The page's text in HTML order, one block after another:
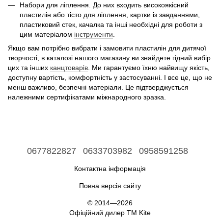
Набори для ліплення. До них входить високоякісний
пластилін або тісто для ліплення, картки із завданнями,
пластиковий стек, качалка та інші необхідні для роботи з
цим матеріалом інструменти
Якщо вам потрібно вибрати і замовити пластилін для дитячої
творчості, в каталозі нашого магазину ви знайдете гідний вибір
цих та інших канцтоварів . Ми гарантуємо їхню найвищу якість,
доступну вартість, комфортність у застосуванні. І все це, що не
менш важливо, безпечні матеріали. Це підтверджується
належними сертифікатами міжнародного зразка.
0677822827 0633703982 0958591258
Контактна інформація
Повна версія сайту
© 2014—2026
Офіційний дилер ТМ Kite